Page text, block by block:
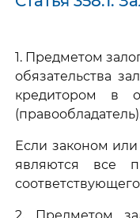
1. Предметом
обязательства
кредитором в
Если законом
являются все